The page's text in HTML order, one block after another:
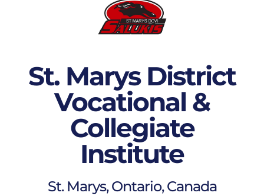
St. Marys District
Vocational &
Collegiate
Institute
St. Marys, Ontario, Canada